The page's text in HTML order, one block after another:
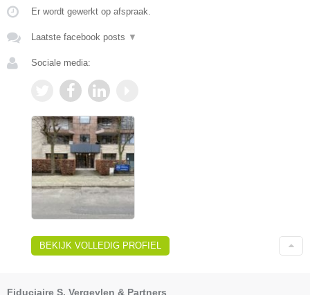
Er wordt gewerkt op afspraak.
Laatste facebook posts ▼
Sociale media:
BEKIJK VOLLEDIG PROFIEL
Fiduciaire S. Vergeylen & Partners